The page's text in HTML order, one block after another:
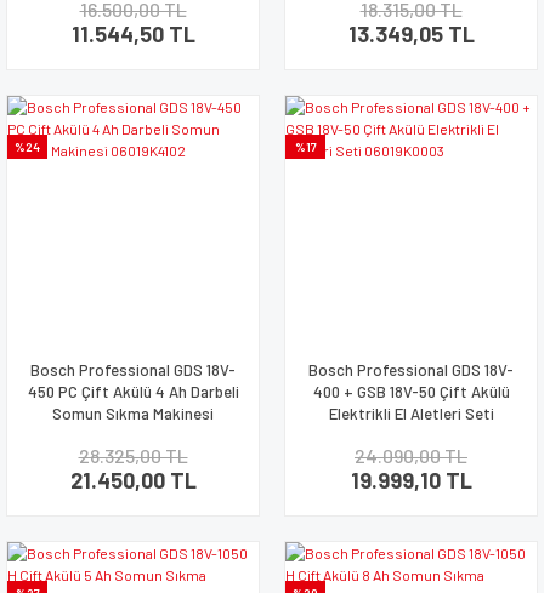
16.500,00 TL
11.544,50 TL
18.315,00 TL
13.349,05 TL
%24
Bosch Professional GDS 18V-
450 PC Çift Akülü 4 Ah Darbeli
Somun Sıkma Makinesi
28.325,00 TL
21.450,00 TL
%17
Bosch Professional GDS 18V-
400 + GSB 18V-50 Çift Akülü
Elektrikli El Aletleri Seti
24.090,00 TL
19.999,10 TL